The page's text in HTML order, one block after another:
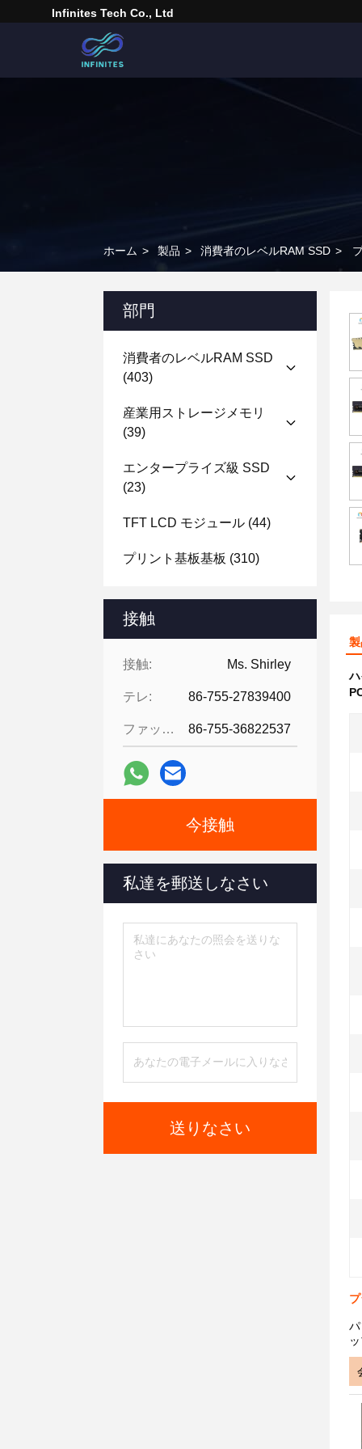
Infinites Tech Co., Ltd
ホーム > 製品 > 消費者のレベルRAM SSD >
部門
消費者のレベルRAM SSD
(403)
産業用ストレージメモリ
(39)
エンタープライズ級 SSD
(23)
TFT LCD モジュール (44)
プリント基板基板 (310)
接触
接触: Ms. Shirley
テレ: 86-755-27839400
ファックス: 86-755-36822537
今接触
私達を郵送しなさい
送りなさい